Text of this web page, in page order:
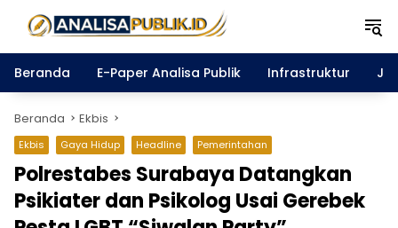
Beranda
E-Paper Analisa Publik Infrastruktur
Beranda Ekbis
Ekbis Gaya Hidup Headline Pemerintahan
Polrestabes Surabaya Datangkan
Psikiater dan Psikolog Usai Gerebek